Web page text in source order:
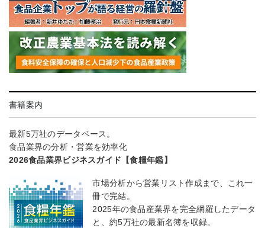
書籍案内
最新5万社のデータベース。
食品業界の分析・営業を効率化
2026食品業界ビジネスガイド【食糧年鑑】
市場分析から営業リスト作成まで、これ一
冊で完結。
2025年の食品産業界を完全網羅したデータ
と、約5万社の最新名簿を収録。